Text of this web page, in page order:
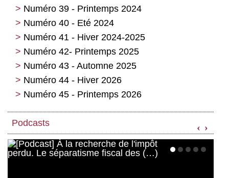
Numéro 39 - Printemps 2024
Numéro 40 - Eté 2024
Numéro 41 - Hiver 2024-2025
Numéro 42- Printemps 2025
Numéro 43 - Automne 2025
Numéro 44 - Hiver 2026
Numéro 45 - Printemps 2026
Podcasts ‹ ›